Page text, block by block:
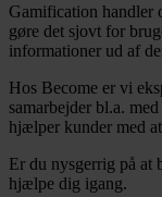
Gamification handler
gøre det sjovt for
informationer ud af
Hos Become er vi
samarbejder bl.a.
hjælper kunder med
Er du nysgerrig på at
hjælpe dig igang.